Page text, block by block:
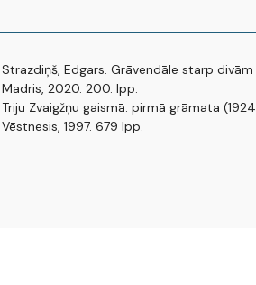
Strazdiņš, Edgars. Grāvendāle starp
Madris, 2020. 200. lpp.
Triju Zvaigžņu gaismā: pirmā grāmata
Vēstnesis, 1997. 679 lpp.